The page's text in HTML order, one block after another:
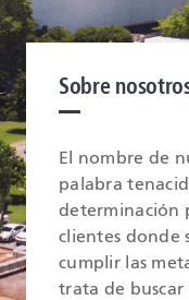
Sobre
El nombre de
palabra
determinación
clientes donde
cumplir las
trata de buscar